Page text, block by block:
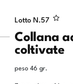
Lotto N.57
Collana
coltivate
peso 46 gr.